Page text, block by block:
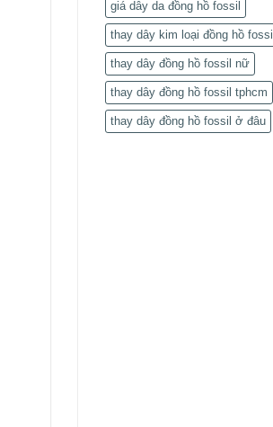
giá dây da đồng hồ fossil
thay dây kim loại đồng hồ fossil
thay dây đồng hồ fossil nữ
thay dây đồng hồ fossil tphcm
thay dây đồng hồ fossil ở đâu